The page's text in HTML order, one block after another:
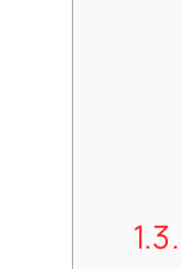
1.3.